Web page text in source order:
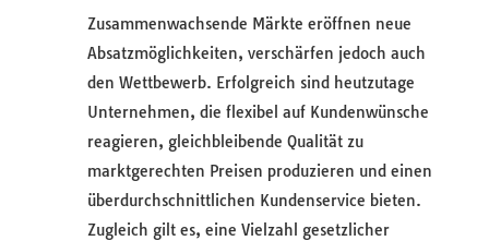
Zusammenwachsende Märkte eröffnen neue
Absatzmöglichkeiten, verschärfen jedoch auch
den Wettbewerb. Erfolgreich sind heutzutage
Unternehmen, die flexibel auf Kundenwünsche
reagieren, gleichbleibende Qualität zu
marktgerechten Preisen produzieren und einen
überdurchschnittlichen Kundenservice bieten.
Zugleich gilt es, eine Vielzahl gesetzlicher